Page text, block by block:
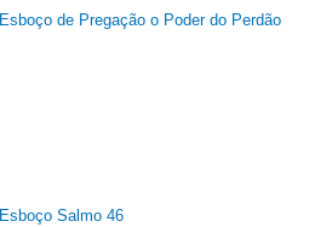
Esboço de Pregação o Poder do Perdão
Esboço Salmo 46